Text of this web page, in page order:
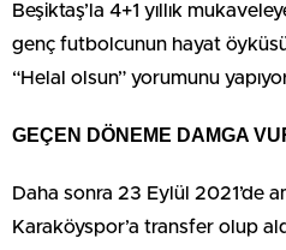
Beşiktaş’la 4+1 yıllık
genç futbolcunun hayat
“Helal olsun” yorumunu
GEÇEN DÖNEME DAMGA
Daha sonra 23 Eylül 2021’de
Karaköyspor’a transfer olup